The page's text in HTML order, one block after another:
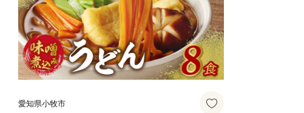
愛知県小牧市